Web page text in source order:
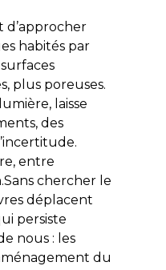
d’approcher
habités par
surfaces
plus poreuses.
laisse
des
entre
chercher le
déplacent
persiste
nous : les
du